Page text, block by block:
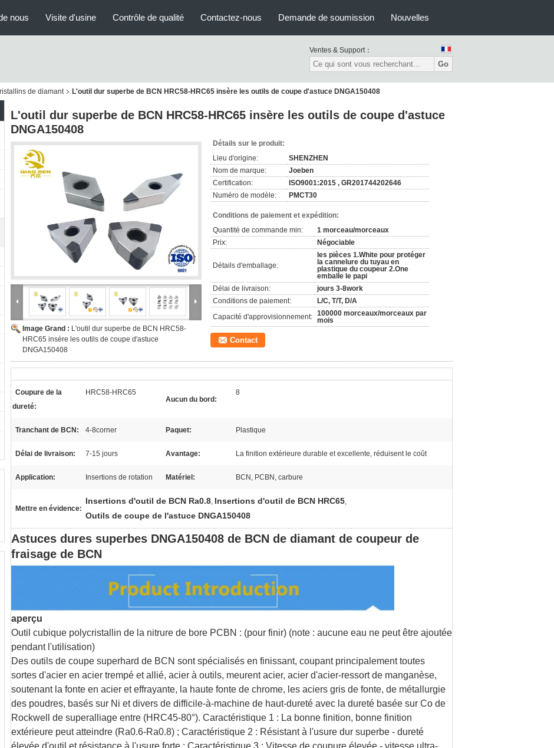
nous Visite d'usine Contrôle de qualité Contactez-nous Demande de soumission Nouvelles
Ventes & Support：
Go
de diamant L'outil dur superbe de BCN HRC58-HRC65 insère les outils de coupe d'astuce DNGA150408
L'outil dur superbe de BCN HRC58-HRC65 insère les outils de coupe d'astuce
DNGA150408
Image Grand : L'outil dur superbe de BCN HRC58-
HRC65 insère les outils de coupe d'astuce
DNGA150408
Détails sur le produit:
Lieu d'origine:
SHENZHEN
Nom de marque:
Joeben
Certification:
ISO9001:2015 , GR201744202646
Numéro de modèle:
PMCT30
Conditions de paiement et expédition:
Quantité de commande min:
1 morceau/morceaux
Prix:
Négociable
Détails d'emballage:
les pièces 1.White pour protéger
la cannelure du tuyau en
plastique du coupeur 2.One
emballe le papi
Délai de livraison:
jours 3-8work
Conditions de paiement:
L/C, T/T, D/A
Capacité d'approvisionnement: 100000 morceaux/morceaux par
mois
Contact
Coupure de la
dureté:
HRC58-HRC65
Aucun du bord:
8
Tranchant de BCN: 4-8corner Paquet: Plastique
Délai de livraison: 7-15 jours Avantage: La finition extérieure durable et excellente, réduisent le coût
Application: Insertions de rotation Matériel: BCN, PCBN, carbure
Mettre en évidence:
Insertions d'outil de BCN Ra0.8, Insertions d'outil de BCN HRC65,
Outils de coupe de l'astuce DNGA150408
Astuces dures superbes DNGA150408 de BCN de diamant de coupeur de
fraisage de BCN
aperçu
Outil cubique polycristallin de la nitrure de bore PCBN : (pour finir) (note : aucune eau ne peut être ajoutée
pendant l'utilisation)
Des outils de coupe superhard de BCN sont spécialisés en finissant, coupant principalement toutes
sortes d'acier en acier trempé et allié, acier à outils, meurent acier, acier d'acier-ressort de manganèse,
soutenant la fonte en acier et effrayante, la haute fonte de chrome, les aciers gris de fonte, de métallurgie
des poudres, basés sur Ni et divers de difficile-à-machine de haut-dureté avec la dureté basée sur Co de
Rockwell de superalliage entre (HRC45-80°). Caractéristique 1 : La bonne finition, bonne finition
extérieure peut atteindre (Ra0.6-Ra0.8) ; Caractéristique 2 : Résistant à l'usure dur superbe - dureté
élevée d'outil et résistance à l'usure forte ; Caractéristique 3 : Vitesse de coupure élevée - vitesse ultra-